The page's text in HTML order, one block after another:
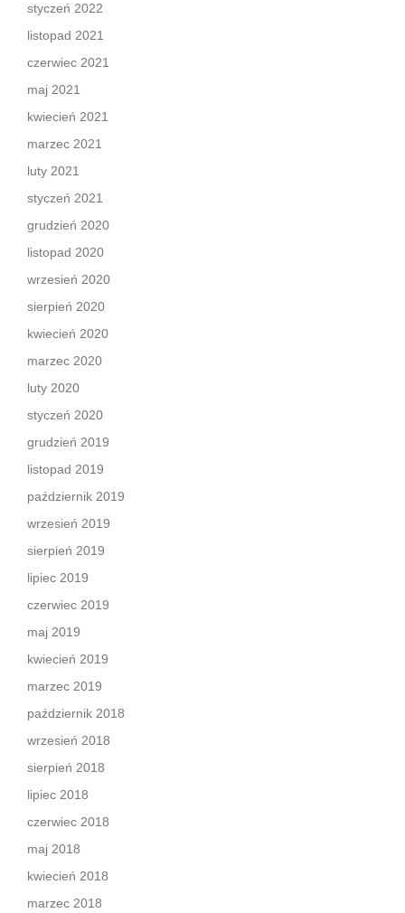
styczeń 2022
listopad 2021
czerwiec 2021
maj 2021
kwiecień 2021
marzec 2021
luty 2021
styczeń 2021
grudzień 2020
listopad 2020
wrzesień 2020
sierpień 2020
kwiecień 2020
marzec 2020
luty 2020
styczeń 2020
grudzień 2019
listopad 2019
październik 2019
wrzesień 2019
sierpień 2019
lipiec 2019
czerwiec 2019
maj 2019
kwiecień 2019
marzec 2019
październik 2018
wrzesień 2018
sierpień 2018
lipiec 2018
czerwiec 2018
maj 2018
kwiecień 2018
marzec 2018